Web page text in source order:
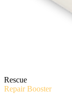
Rescue
Repair Booster